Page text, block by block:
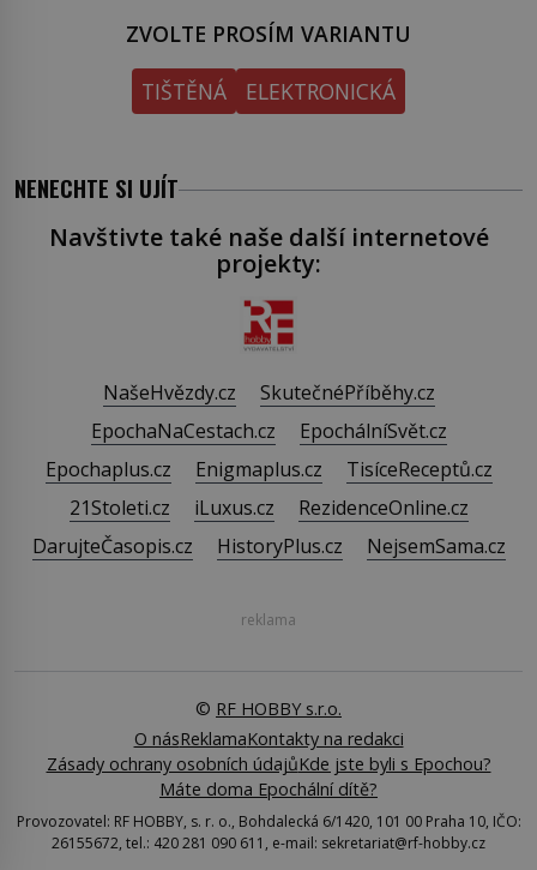
ZVOLTE PROSÍM VARIANTU
TIŠTĚNÁ
ELEKTRONICKÁ
NENECHTE SI UJÍT
Navštivte také naše další internetové
projekty:
NašeHvězdy.cz
SkutečnéPříběhy.cz
EpochaNaCestach.cz
EpochálníSvět.cz
Epochaplus.cz
Enigmaplus.cz
TisíceReceptů.cz
21Stoleti.cz
iLuxus.cz
RezidenceOnline.cz
DarujteČasopis.cz
HistoryPlus.cz NejsemSama.cz
reklama
© RF HOBBY s.r.o.
O násReklamaKontakty na redakci
Zásady ochrany osobních údajůKde jste byli s Epochou?
Máte doma Epochální dítě?
Provozovatel: RF HOBBY, s. r. o., Bohdalecká 6/1420, 101 00 Praha 10, IČO:
26155672, tel.: 420 281 090 611, e-mail: sekretariat@rf-hobby.cz